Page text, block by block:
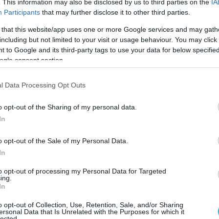
This information may also be disclosed by us to third parties on the
Participants that may further disclose it to other third parties.
that this website/app uses one or more Google services and may
but not limited to your visit or usage behaviour. You may
to Google and its third-party tags to use your data for below
consent section.
Data Processing Opt Outs
opt-out of the Sharing of my personal data.
opt-out of the Sale of my Personal Data.
opt-out of processing my Personal Data for Targeted
opt-out of Collection, Use, Retention, Sale, and/or Sharing
Data that Is Unrelated with the Purposes for which it
«Στην Ελλάδα ο ΦΠΑ δεν μπορεί να μειωθεί αρκετά»
Φορολογίας και Τελωνειακής Ένωσης (DG TAXUD)
Οικονομικό Φόρουμ των Δελφών
17.04.2026